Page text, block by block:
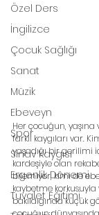
Özel Ders
İngilizce
Çocuk Sağlığı
Sanat
Müzik
Ebeveyn
Spor
Sınav Kaygısı
Ergenlik Dönemi
Tuvalet Eğitimi
Her çocuğun, yaşına
farklı kaygıları var.
yaşadığı bir gerilimi
kardeşiyle olan
bilemiyor, kimi de
kaybetme korkusuyla
bakıldığında küçük